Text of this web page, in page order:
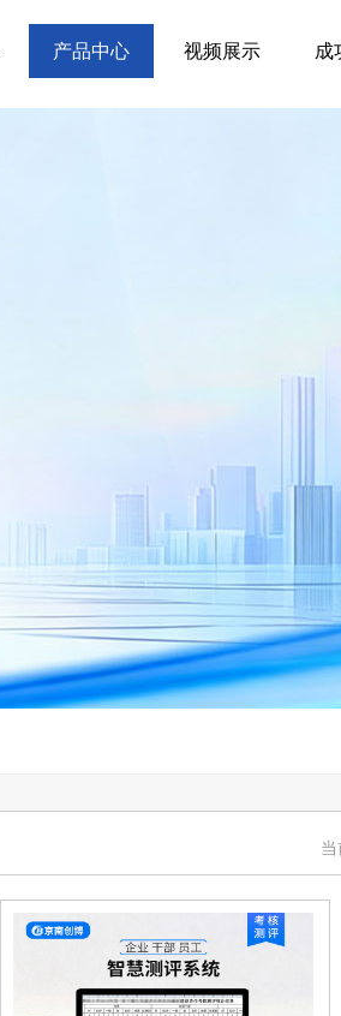
产品中心 视频展示 成
当